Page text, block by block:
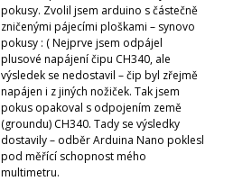
pokusy. Zvolil jsem arduino s částečně
zničenými pájecími ploškami – synovo
pokusy : ( Nejprve jsem odpájel
plusové napájení čipu CH340, ale
výsledek se nedostavil – čip byl zřejmě
napájen i z jiných nožiček. Tak jsem
pokus opakoval s odpojením země
(groundu) CH340. Tady se výsledky
dostavily – odběr Arduina Nano poklesl
pod měřící schopnost mého
multimetru.